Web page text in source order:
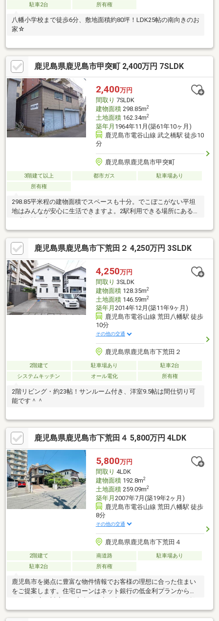
駐車2台
所有権
八幡小学校まで徒歩6分、敷地面積約80坪！LDK25帖の南向きのお
家☆
鹿児島県鹿児島市甲突町 2,400万円 7SLDK
2,400万円
間取り 7SLDK
建物面積298.85m2
土地面積162.34m2
築年月 1964年11月(築61年10ヶ月)
鹿児島市電谷山線 武之橋駅 徒歩10
分
鹿児島県鹿児島市甲突町
3階建て以上 都市ガス
駐車場あり
所有権
298.85平米程の建物面積でスペースも十分。でこぼこがない平坦
地はみんなが安心に生活できますよ。2駅利用できる場所にあるの
で利便性が高いです。自転車やオートバイの保管もできるビルト
ガレージです。室内の環境も良好な、住みよい中古の戸建て物件
となっております。駅から徒歩10分圏内の物件です。3口コンロ
付きの物件なので、3つの料理を同時に進められて料理の効率を上
げられます。
鹿児島県鹿児島市下荒田２ 4,250万円 3SLDK
4,250万円
間取り 3SLDK
建物面積128.35m2
土地面積146.59m2
築年月 2014年12月(築11年9ヶ月)
鹿児島市電谷山線 荒田八幡駅 徒歩
10分
その他の交通
鹿児島県鹿児島市下荒田２
2階建て 駐車場あり
駐車2台
システムキッチン
オール電化 所有権
2階リビング・約23帖！サンルーム付き、洋室9.5帖は間仕切り可
能です＾＾
鹿児島県鹿児島市下荒田４ 5,800万円 4LDK
5,800万円
間取り 4LDK
建物面積192.8m2
土地面積259.09m2
築年月 2007年7月(築19年2ヶ月)
鹿児島市電谷山線 荒田八幡駅 徒歩
8分
その他の交通
鹿児島県鹿児島市下荒田４
2階建て 南道路
駐車場あり
駐車2台
所有権
鹿児島市を拠点に豊富な物件情報でお客様の理想に合った住まい
をご提案します。住宅ローンはネット銀行の低金利プランから地
銀まで幅広く対応し、審査が不安な方にも細やかなサポートを提
供。団体信用生命保険（団信）の審査も安心できるアドバイスを
ご用意しています。購入の不安を解消し、安心して住まい探しを